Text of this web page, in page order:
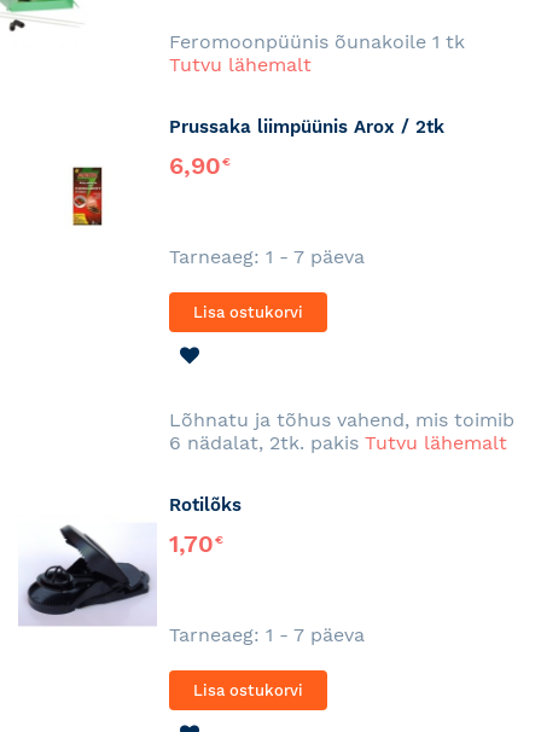
Feromoonpüünis õunakoile 1 tk
Tutvu lähemalt
Prussaka liimpüünis Arox / 2tk
6,90€
Tarneaeg: 1 - 7 päeva
Lisa ostukorvi
Lõhnatu ja tõhus vahend, mis toimib
6 nädalat, 2tk. pakis Tutvu lähemalt
Rotilõks
1,70€
Tarneaeg: 1 - 7 päeva
Lisa ostukorvi